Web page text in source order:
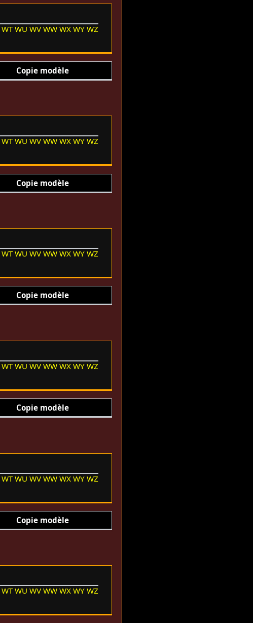
WT WU WV WW WX WY WZ
Copie modèle
WT WU WV WW WX WY WZ
Copie modèle
WT WU WV WW WX WY WZ
Copie modèle
WT WU WV WW WX WY WZ
Copie modèle
WT WU WV WW WX WY WZ
Copie modèle
WT WU WV WW WX WY WZ